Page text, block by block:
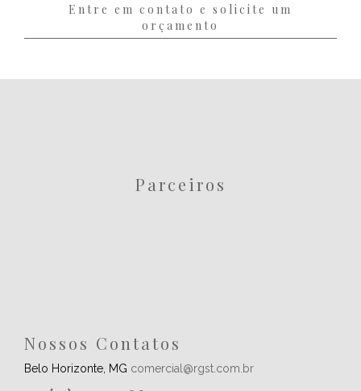
Entre em contato e solicite um
orçamento
Parceiros
Nossos Contatos
Belo Horizonte, MG comercial@rgst.com.br